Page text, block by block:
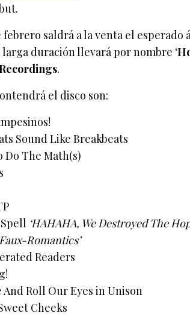
febrero saldrá a la venta el
larga duración llevará por nombre ‘
.
el disco son:
Sound Like Breakbeats
Do The Math(s)
‘HAHAHA, We Destroyed The
Romantics’
Readers
And Roll Our Eyes in Unison
Cheeks